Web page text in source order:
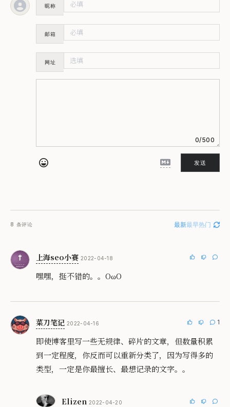
昵称
邮箱
网址
0/500
发送
8 条评论 最新最早热门
上海seo小赛 2022-04-18
嘿嘿，挺不错的。。OωO
菜刀笔记 2022-04-16 1
即使博客里写一些无规律、碎片的文章，但数量积累
到一定程度，你反而可以重新分类了，因为写得多的
类型，一定是你最擅长、最想记录的文字。。
Elizen 2022-04-20